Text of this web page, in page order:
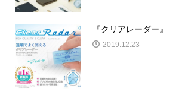
『クリアレーダー』
2019.12.23